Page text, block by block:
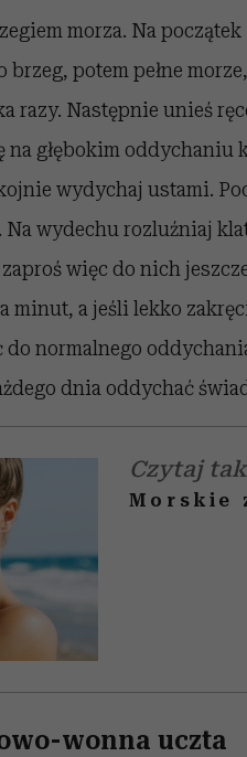
morza. Na
brzeg, potem pełne
razy. Następnie unieś
na głębokim oddychaniu
wydychaj ustami.
Na wydechu rozluźniaj
więc do nich
minut, a jeśli lekko
normalnego
dnia oddychać
Czytaj
Morskie
wonna uczta